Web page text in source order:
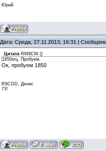
Юрий
Дата: Среда, 27.11.2013, 16:31 |
Цитата RM9CM ()
1850кгц. Пробуем.
Ок, пробуем 1850
R9CDD, Денис
73!